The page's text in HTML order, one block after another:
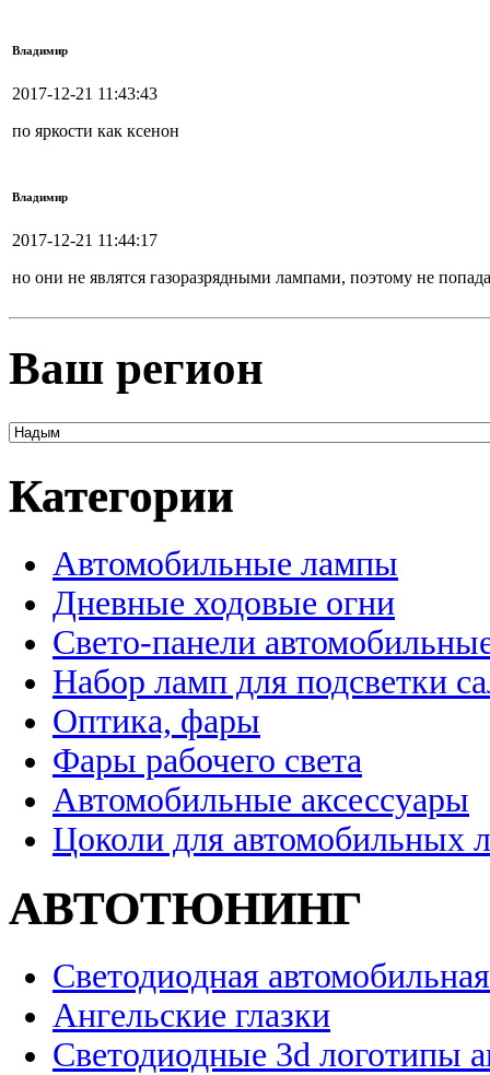
Владимир
2017-12-21 11:43:43
по яркости как ксенон
Владимир
2017-12-21 11:44:17
но они не являтся газоразрядными лампами, поэтому не
Ваш регион
Категории
Автомобильные лампы
Дневные ходовые огни
Свето-панели
Набор ламп для подсветки
Оптика, фары
Фары рабочего света
Автомобильные аксессуары
Цоколи для автомобильных
АВТОТЮНИНГ
Светодиодная
Ангельские глазки
Светодиодные 3d логотипы